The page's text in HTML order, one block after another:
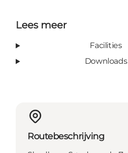
Lees meer
Facilities
Downloads
Routebeschrijving